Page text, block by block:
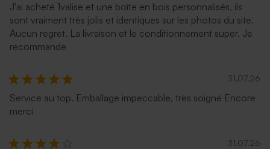
J'ai acheté 1valise et une boîte en bois personnalisés, ils
sont vraiment très jolis et identiques sur les photos du site.
Aucun regret. La livraison et le conditionnement super. Je
recommande
31.07.26
Service au top. Emballage impeccable, très soigné Encore
merci
31.07.26